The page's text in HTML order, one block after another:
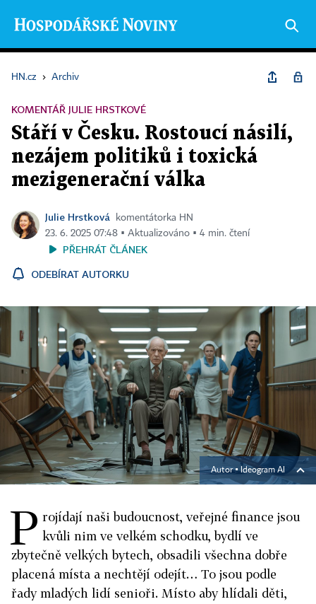
HN.cz › Archiv
KOMENTÁŘ JULIE HRSTKOVÉ
Stáří v Česku. Rostoucí násilí,
nezájem politiků i toxická
mezigenerační válka
Julie Hrstková
komentátorka HN
23. 6. 2025 07:48 ▪ Aktualizováno ▪ 4 min. čtení
PŘEHRÁT ČLÁNEK
ODEBÍRAT AUTORKU
Autor ▪Ideogram AI
P rojídají naši budoucnost, veřejné finance jsou
kvůli nim ve velkém schodku, bydlí ve
zbytečně velkých bytech, obsadili všechna dobře
placená místa a nechtějí odejít… To jsou podle
řady mladých lidí senioři. Místo aby hlídali děti,